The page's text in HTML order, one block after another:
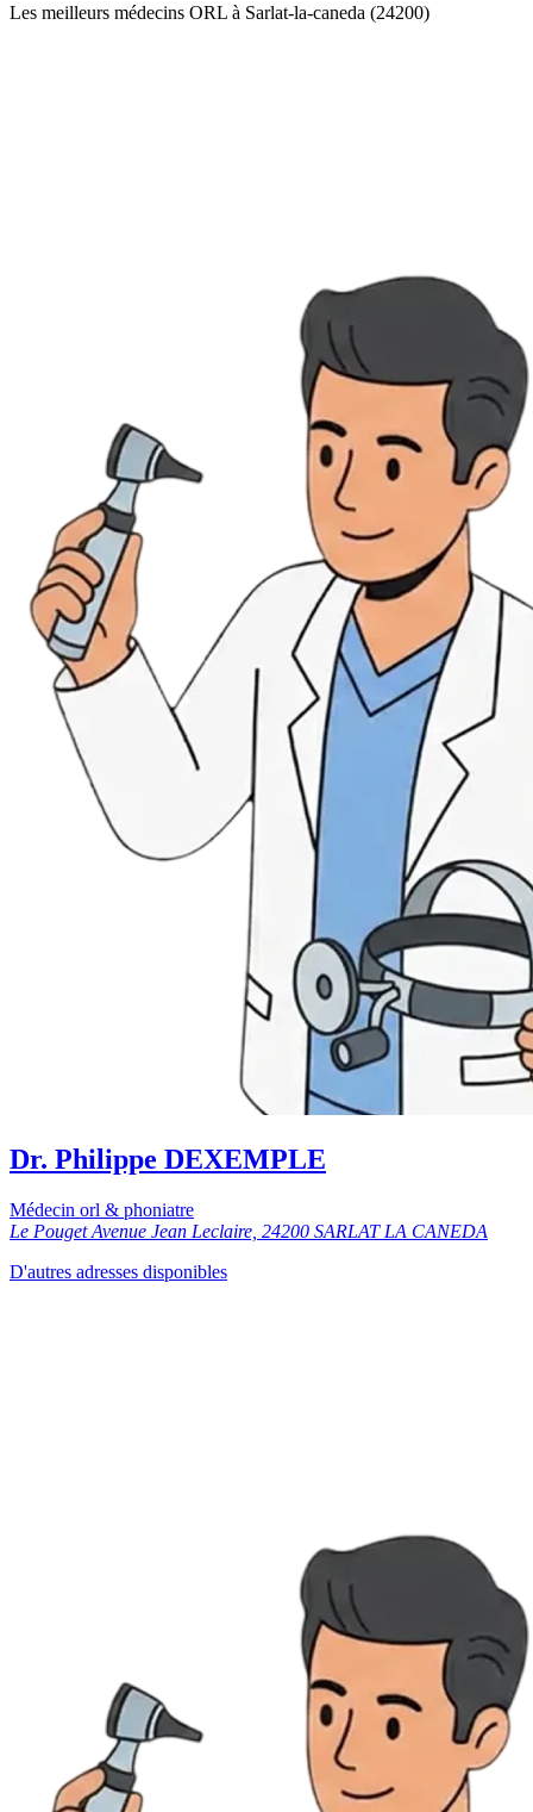
Les meilleurs médecins ORL à Sarlat-la-caneda (24200)
Dr. Philippe DEXEMPLE
Médecin orl & phoniatre
Le Pouget Avenue Jean Leclaire, 24200 SARLAT LA CANEDA
D'autres adresses disponibles